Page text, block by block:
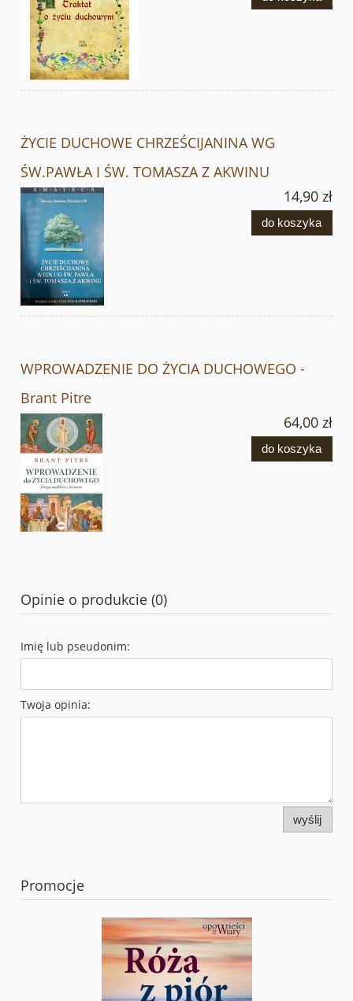
ŻYCIE DUCHOWE CHRZEŚCIJANINA WG
ŚW.PAWŁA I ŚW. TOMASZA Z AKWINU
14,90 zł
do koszyka
WPROWADZENIE DO ŻYCIA DUCHOWEGO -
Brant Pitre
64,00 zł
do koszyka
Opinie o produkcie (0)
Imię lub pseudonim:
Twoja opinia:
wyślij
Promocje